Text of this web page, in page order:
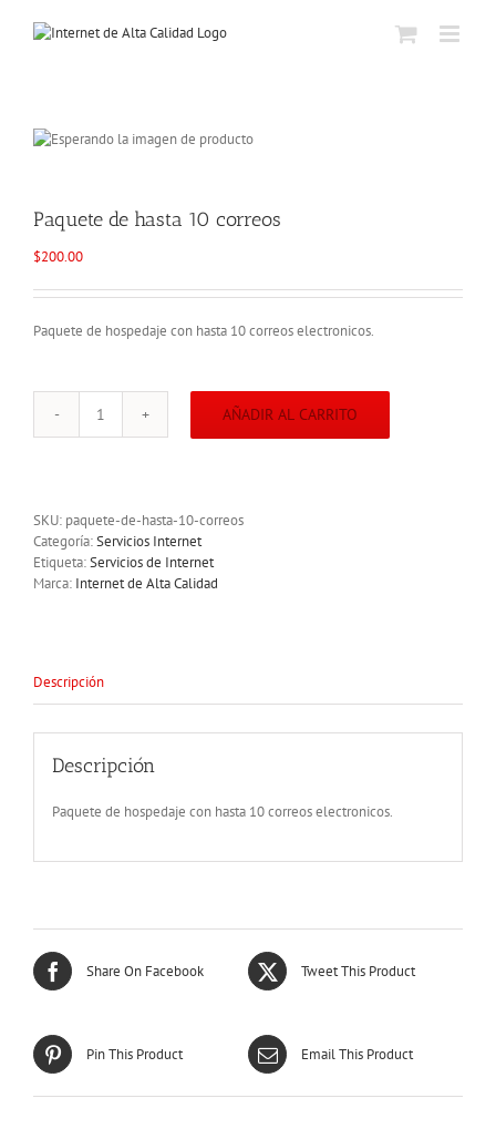
Paquete de hasta 10 correos
$200.00
Paquete de hospedaje con hasta 10 correos electronicos.
Paquete
cantidad
AÑADIR AL CARRITO
SKU: paquete-de-hasta-10-correos
Categoría:Servicios Internet
Etiqueta:Servicios de Internet
Marca: Internet de Alta Calidad
Descripción
Descripción
Paquete de hospedaje con hasta 10 correos electronicos.
Share On Facebook Tweet This Product
Pin This Product Email This Product